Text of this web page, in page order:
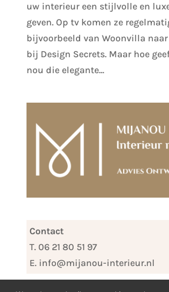
uw interieur een stijlvolle en
geven. Op tv komen ze
bijvoorbeeld van Woonvilla
bij Design Secrets. Maar hoe
nou die elegante...
Contact
T. 06 21 80 51 97
E. info@mijanou-interieur.nl